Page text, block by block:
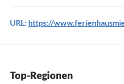
URL: https://
Top-Regionen